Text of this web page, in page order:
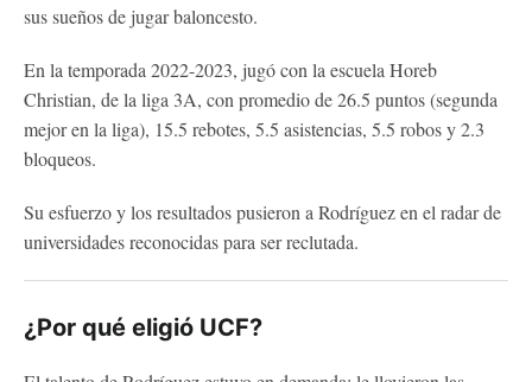
sus sueños de jugar baloncesto.
En la temporada 2022-2023, jugó con la escuela Horeb
Christian, de la liga 3A, con promedio de 26.5 puntos (segunda
mejor en la liga), 15.5 rebotes, 5.5 asistencias, 5.5 robos y 2.3
bloqueos.
Su esfuerzo y los resultados pusieron a Rodríguez en el radar de
universidades reconocidas para ser reclutada.
¿Por qué eligió UCF?